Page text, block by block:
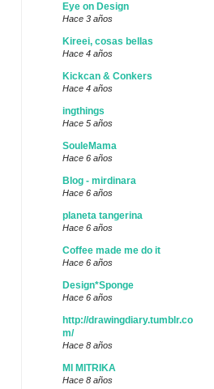
Eye on Design
Hace 3 años
Kireei, cosas bellas
Hace 4 años
Kickcan & Conkers
Hace 4 años
ingthings
Hace 5 años
SouleMama
Hace 6 años
Blog - mirdinara
Hace 6 años
planeta tangerina
Hace 6 años
Coffee made me do it
Hace 6 años
Design*Sponge
Hace 6 años
http://drawingdiary.tumblr.co
m/
Hace 8 años
MI MITRIKA
Hace 8 años